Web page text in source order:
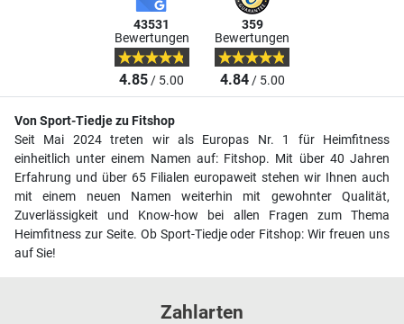
43531
Bewertungen
4.85/ 5.00
359
Bewertungen
4.84/ 5.00
Von Sport-Tiedje zu Fitshop
Seit Mai 2024 treten wir als Europas Nr. 1 für Heimfitness
einheitlich unter einem Namen auf: Fitshop. Mit über 40 Jahren
Erfahrung und über 65 Filialen europaweit stehen wir Ihnen auch
mit einem neuen Namen weiterhin mit gewohnter Qualität,
Zuverlässigkeit und Know-how bei allen Fragen zum Thema
Heimfitness zur Seite. Ob Sport-Tiedje oder Fitshop: Wir freuen uns
auf Sie!
Zahlarten